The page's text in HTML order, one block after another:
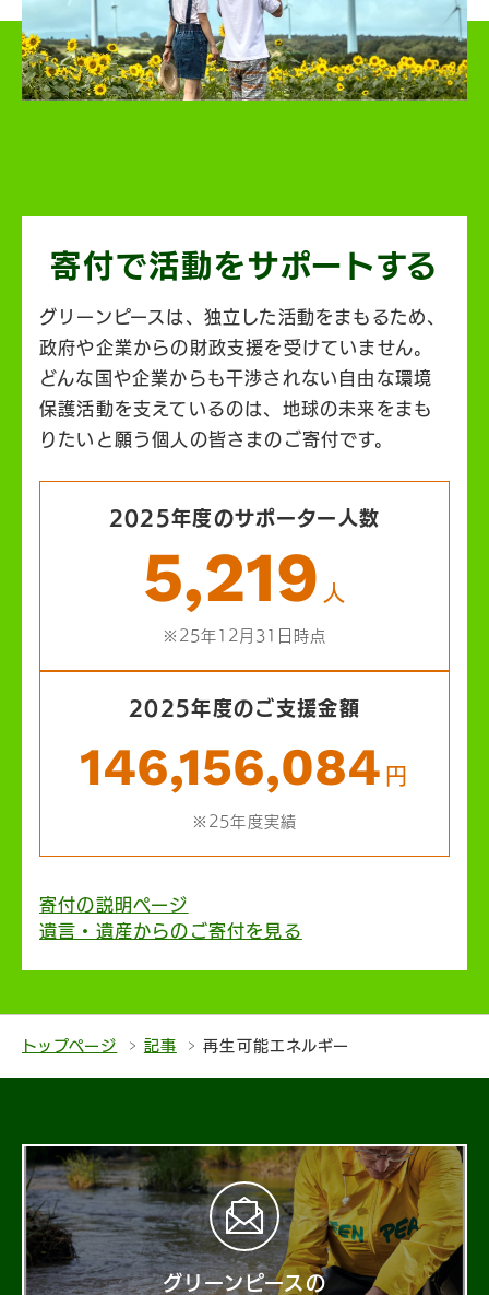
寄付で活動をサポートする
グリーンピースは、独立した活動をまもるため、
政府や企業からの財政支援を受けていません。
どんな国や企業からも干渉されない自由な環境
保護活動を支えているのは、地球の未来をまも
りたいと願う個人の皆さまのご寄付です。
2025年度のサポーター人数
5,219 人
※25年12月31日時点
2025年度のご支援金額
146,156,084 円
※25年度実績
寄付の説明ページ
遺言・遺産からのご寄付を見る
トップページ 記事 再生可能エネルギー
グリーンピースの